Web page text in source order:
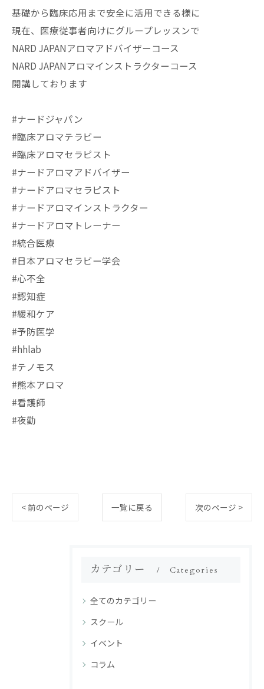
基礎から臨床応用まで安全に活用できる様に
現在、医療従事者向けにグループレッスンで
NARD JAPANアロマアドバイザーコース
NARD JAPANアロマインストラクターコース
開講しております
#ナードジャパン
#臨床アロマテラピー
#臨床アロマセラピスト
#ナードアロマアドバイザー
#ナードアロマセラピスト
#ナードアロマインストラクター
#ナードアロマトレーナー
#統合医療
#日本アロマセラピー学会
#心不全
#認知症
#緩和ケア
#予防医学
#hhlab
#テノモス
#熊本アロマ
#看護師
#夜勤
< 前のページ 一覧に戻る 次のページ >
カテゴリー Categories
全てのカテゴリー
スクール
イベント
コラム